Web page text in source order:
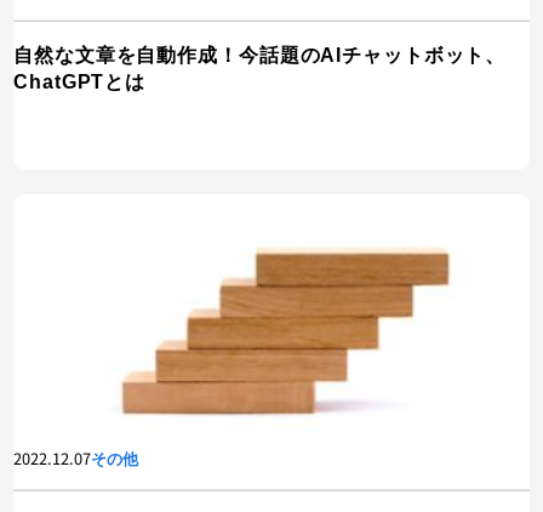
自然な文章を自動作成！今話題のAIチャットボット、
ChatGPTとは
2022.12.07その他